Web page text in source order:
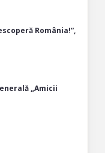
România!”,
„Amicii